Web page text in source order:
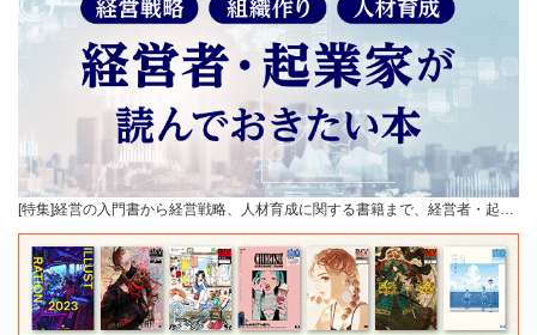
[特集]経営の入門書から経営戦略、人材育成に関する書籍まで、経営者・起…